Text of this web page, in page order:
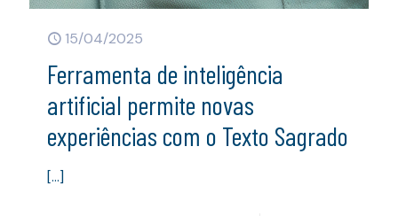
15/04/2025
Ferramenta de inteligência
artificial permite novas
experiências com o Texto Sagrado
[…]